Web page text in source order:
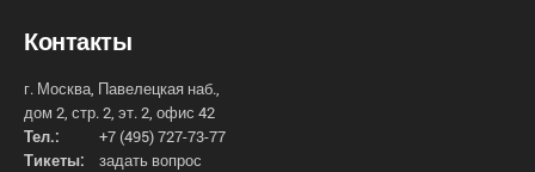
Контакты
г. Москва, Павелецкая наб.,
дом 2, стр. 2, эт. 2, офис 42
Тел.:
+7 (495) 727-73-77
Тикеты:
задать вопрос